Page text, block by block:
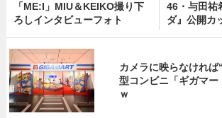
「ME:I」MIU＆KEIKO撮り下
ろしインタビューフォト
46・与田祐
ダ』公開カ
カメラに映らなけれ
型コンビニ「ギガマー
ｗ